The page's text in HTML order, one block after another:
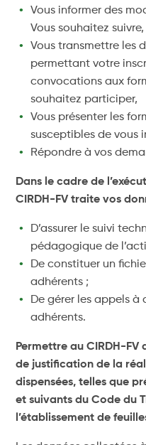
Vous informer des
Vous souhaitez suivre,
Vous transmettre les
permettant votre
convocations aux
souhaitez participer,
Vous présenter les
susceptibles de vous
Répondre à vos
Dans le cadre de
CIRDH-FV traite vos
D’assurer le suivi
pédagogique de
De constituer un
adhérents ;
De gérer les appels
adhérents.
Permettre au CIRDH-
de justification de la
dispensées, telles que
et suivants du Code du
l’établissement de